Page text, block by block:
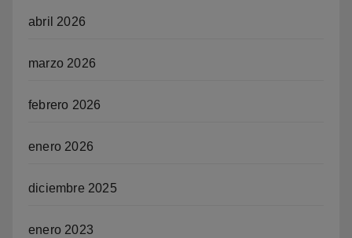
abril 2026
marzo 2026
febrero 2026
enero 2026
diciembre 2025
enero 2023